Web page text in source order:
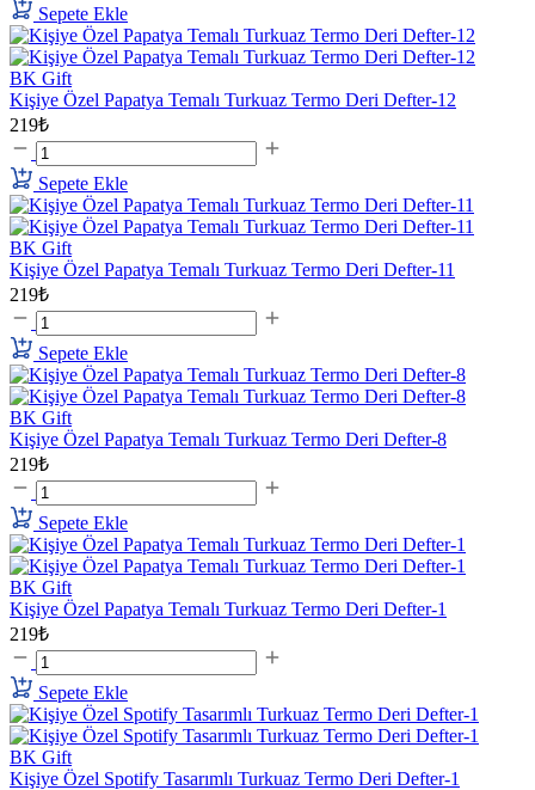
Sepete Ekle
BK Gift
Kişiye Özel Papatya Temalı Turkuaz Termo Deri Defter-12
219₺
Sepete Ekle
BK Gift
Kişiye Özel Papatya Temalı Turkuaz Termo Deri Defter-11
219₺
Sepete Ekle
BK Gift
Kişiye Özel Papatya Temalı Turkuaz Termo Deri Defter-8
219₺
Sepete Ekle
BK Gift
Kişiye Özel Papatya Temalı Turkuaz Termo Deri Defter-1
219₺
Sepete Ekle
BK Gift
Kişiye Özel Spotify Tasarımlı Turkuaz Termo Deri Defter-1